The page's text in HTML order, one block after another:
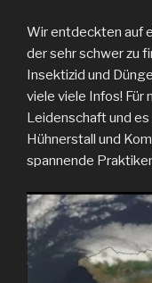
Wir entdeckten auf
der sehr schwer zu
Insektizid und
viele viele Infos! Für
Leidenschaft und
Hühnerstall und
spannende